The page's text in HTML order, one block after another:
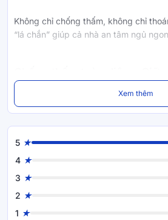
Không chỉ chống thấm, không chỉ
“lá chắn” giúp cả nhà an tâm ngủ
tươm trong mọi tình huống
• Lớp TPU chống thấm bảo vệ từ mặt
phù hợp gia đình có trẻ nhỏ.
• Bề mặt luôn khô thoáng, giữ nệm
nhiều năm.
Xem thêm
5
4
3
2
1